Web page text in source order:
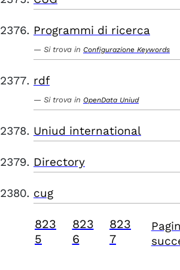
Programmi di ricerca
Si trova in Configurazione Keywords
rdf
Si trova in OpenData Uniud
Uniud international
Directory
cug
823
5
823
6
823
7